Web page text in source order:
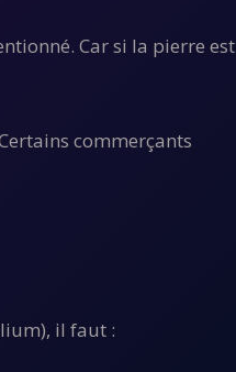
Car si la pierre est
commerçants
il faut :